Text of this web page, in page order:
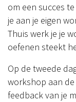
om een succes
je aan je eigen
Thuis werk je je
oefenen steekt
Op de tweede
workshop aan
feedback van je